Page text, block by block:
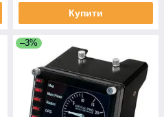
Купити
–3%